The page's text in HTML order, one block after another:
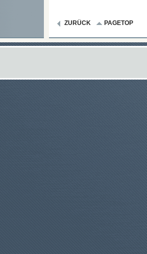
ZURÜCK PAGETOP